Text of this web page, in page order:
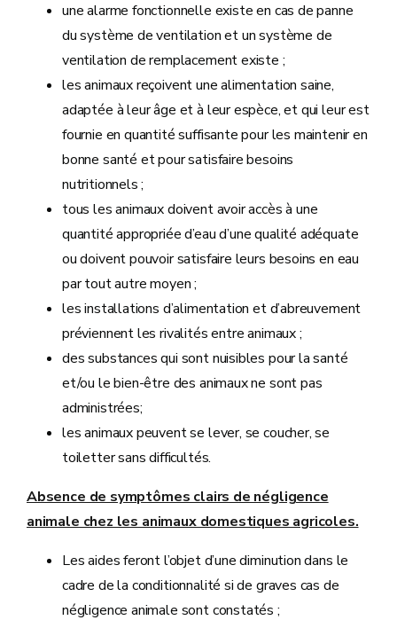
une alarme fonctionnelle existe en cas de panne
du système de ventilation et un système de
ventilation de remplacement existe ;
les animaux reçoivent une alimentation saine,
adaptée à leur âge et à leur espèce, et qui leur est
fournie en quantité suffisante pour les maintenir en
bonne santé et pour satisfaire besoins
nutritionnels ;
tous les animaux doivent avoir accès à une
quantité appropriée d’eau d’une qualité adéquate
ou doivent pouvoir satisfaire leurs besoins en eau
par tout autre moyen ;
les installations d’alimentation et d’abreuvement
préviennent les rivalités entre animaux ;
des substances qui sont nuisibles pour la santé
et/ou le bien-être des animaux ne sont pas
administrées;
les animaux peuvent se lever, se coucher, se
toiletter sans difficultés.
Absence de symptômes clairs de négligence
animale chez les animaux domestiques agricoles.
Les aides feront l’objet d’une diminution dans le
cadre de la conditionnalité si de graves cas de
négligence animale sont constatés ;